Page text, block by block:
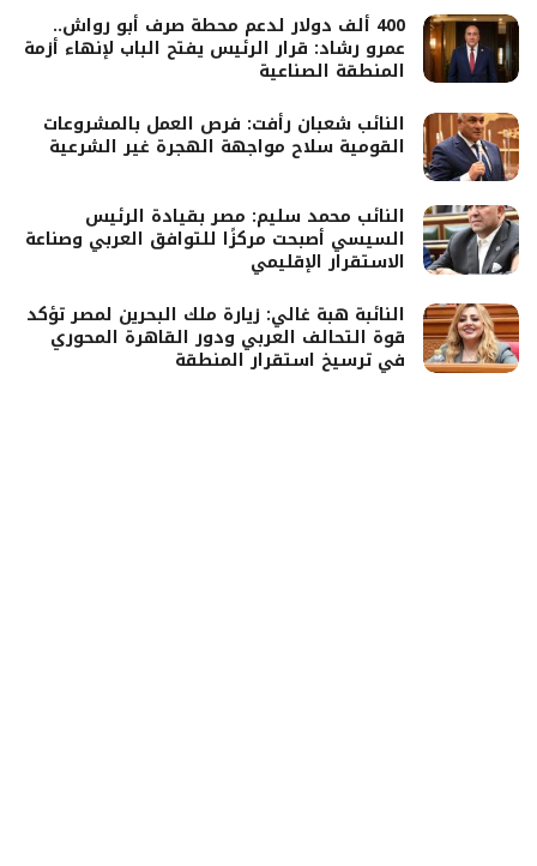
400 ألف دولار لدعم محطة صرف أبو رواش..
عمرو رشاد: قرار الرئيس يفتح الباب لإنهاء أزمة
المنطقة الصناعية
النائب شعبان رأفت: فرص العمل بالمشروعات
القومية سلاح مواجهة الهجرة غير الشرعية
النائب محمد سليم: مصر بقيادة الرئيس
السيسي أصبحت مركزًا للتوافق العربي وصناعة
الاستقرار الإقليمي
النائبة هبة غالي: زيارة ملك البحرين لمصر تؤكد
قوة التحالف العربي ودور القاهرة المحوري
في ترسيخ استقرار المنطقة